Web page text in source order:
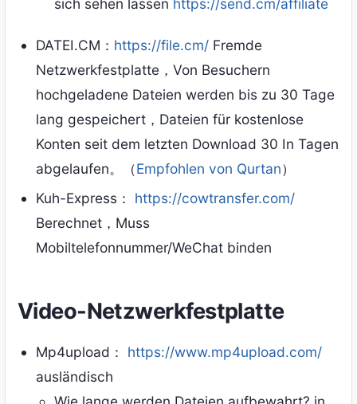
sich sehen lassen https://send.cm/affiliate
DATEI.CM： https://file.cm/ Fremde
Netzwerkfestplatte，Von Besuchern
hochgeladene Dateien werden bis zu 30 Tage
lang gespeichert，Dateien für kostenlose
Konten seit dem letzten Download 30 In Tagen
abgelaufen。（Empfohlen von Qurtan）
Kuh-Express： https://cowtransfer.com/
Berechnet，Muss
Mobiltelefonnummer/WeChat binden
Video-Netzwerkfestplatte
Mp4upload： https://www.mp4upload.com/
ausländisch